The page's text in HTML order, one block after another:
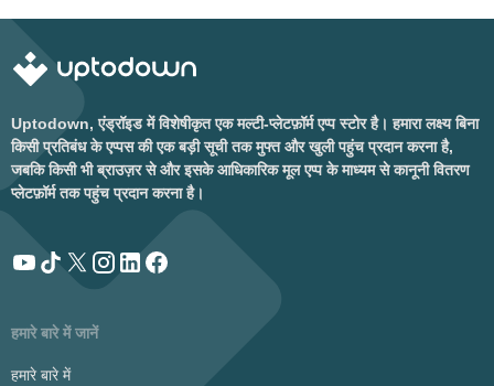
Uptodown, एंड्रॉइड में विशेषीकृत एक मल्टी-प्लेटफ़ॉर्म एप्प स्टोर है। हमारा लक्ष्य बिना
किसी प्रतिबंध के एप्पस की एक बड़ी सूची तक मुफ्त और खुली पहुंच प्रदान करना है,
जबकि किसी भी ब्राउज़र से और इसके आधिकारिक मूल एप्प के माध्यम से कानूनी वितरण
प्लेटफ़ॉर्म तक पहुंच प्रदान करना है।
हमारे बारे में जानें
हमारे बारे में